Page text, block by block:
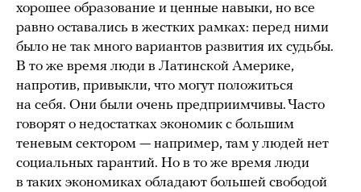
хорошее образование и ценные навыки, но все
равно оставались в жестких рамках: перед ними
было не так много вариантов развития их судьбы.
В то же время люди в Латинской Америке,
напротив, привыкли, что могут положиться
на себя. Они были очень предприимчивы. Часто
говорят о недостатках экономик с большим
теневым сектором — например, там у людей нет
социальных гарантий. Но в то же время люди
в таких экономиках обладают большей свободой